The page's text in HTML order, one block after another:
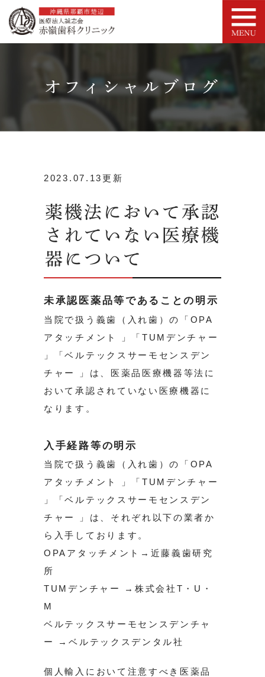
オフィシャルブログ
2023.07.13更新
薬機法において承認
されていない医療機
器について
未承認医薬品等であることの明示
当院で扱う義歯（入れ歯）の「OPA
アタッチメント 」「TUMデンチャー
」「ベルテックスサーモセンスデン
チャー 」は、医薬品医療機器等法に
おいて承認されていない医療機器に
なります。
入手経路等の明示
当院で扱う義歯（入れ歯）の「OPA
アタッチメント 」「TUMデンチャー
」「ベルテックスサーモセンスデン
チャー 」は、それぞれ以下の業者か
ら入手しております。
OPAアタッチメント→近藤義歯研究
所
TUMデンチャー →株式会社T・U・
M
ベルテックスサーモセンスデンチャ
ー →ベルテックスデンタル社
個人輸入において注意すべき医薬品